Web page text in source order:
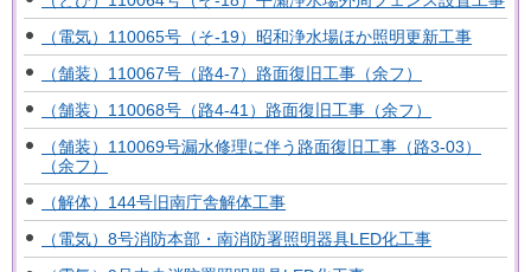
（電気）110065号（そ-19）昭和浄水場ほか照明更新工事
（舗装）110067号（路4-7）路面復旧工事（余フ）
（舗装）110068号（路4-41）路面復旧工事（余フ）
（舗装）110069号漏水修理に伴う路面復旧工事（路3-03）
（余フ）
（解体）144号旧南庁舎解体工事
（電気）8号消防本部・南消防署照明器具LED化工事